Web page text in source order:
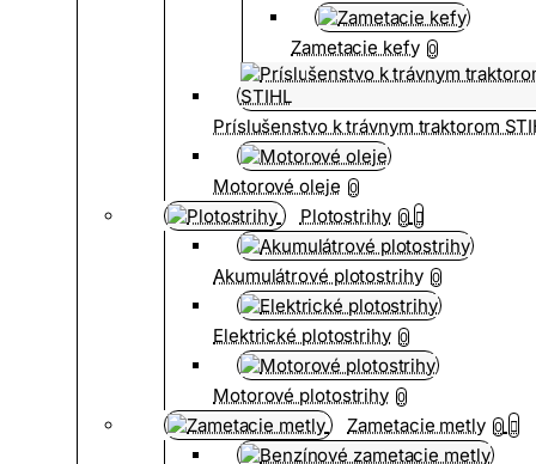
Zametacie kefy 0
Príslušenstvo k trávnym traktorom
Motorové oleje 0
Plotostrihy 0
Akumulátrové plotostrihy 0
Elektrické plotostrihy 0
Motorové plotostrihy 0
Zametacie metly 0